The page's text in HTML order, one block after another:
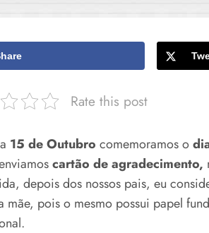
Rate this post
15 de Outubro comemoramos o
cartão de agradecimento,
depois dos nossos pais, eu
mãe, pois o mesmo possui papel